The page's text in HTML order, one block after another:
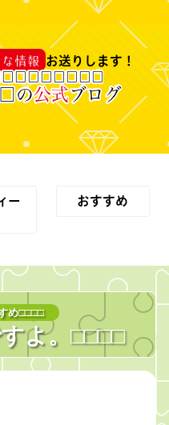
情報 お送りします！
□□□□□□□□
の公式ブログ
ー
おすすめ
め□□□□
よ。□□□□